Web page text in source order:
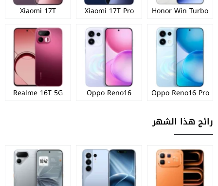
Honor Win Turbo
Xiaomi 17T Pro
Xiaomi 17T
Oppo Reno16 Pro
Oppo Reno16
Realme 16T 5G
رائج هذا الشهر